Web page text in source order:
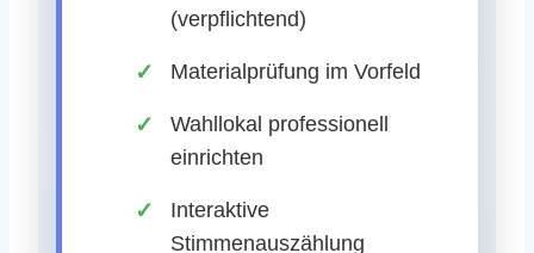
(verpflichtend)
Materialprüfung im Vorfeld
Wahllokal professionell
einrichten
Interaktive
Stimmenauszählung